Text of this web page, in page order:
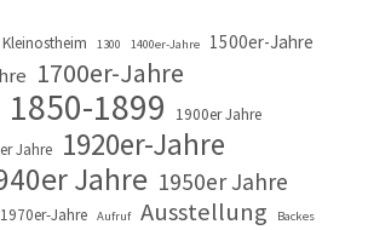
1300 1400er-Jahre 1500er-Jahre
1700er-Jahre
1850-1899 1900er Jahre
Jahre 1920er-Jahre
Jahre 1950er Jahre
1970er-Jahre Aufruf Ausstellung Backes